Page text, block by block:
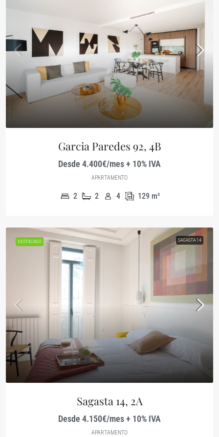
Garcia Paredes 92, 4B
Desde 4.400€/mes + 10% IVA
APARTAMENTO
2 2 4 129 m²
DESTACADO SAGASTA 14
Sagasta 14, 2A
Desde 4.150€/mes + 10% IVA
APARTAMENTO